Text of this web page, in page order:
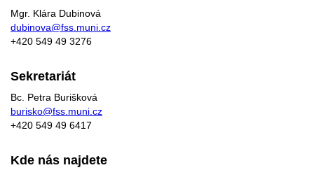
Mgr. Klára Dubinová
dubinova@fss.muni.cz
+420 549 49 3276
Sekretariát
Bc. Petra Burišková
burisko@fss.muni.cz
+420 549 49 6417
Kde nás najdete